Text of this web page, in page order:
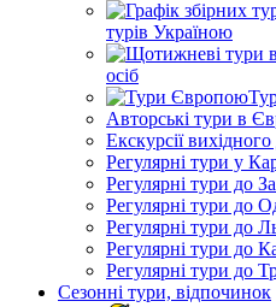
турів Україною
осіб
Авторські тури в
Екскурсії
Регулярні тури у
Регулярні тури до
Регулярні тури до
Регулярні тури до
Регулярні тури до
Регулярні тури до
Сезонні тури, відпочинок